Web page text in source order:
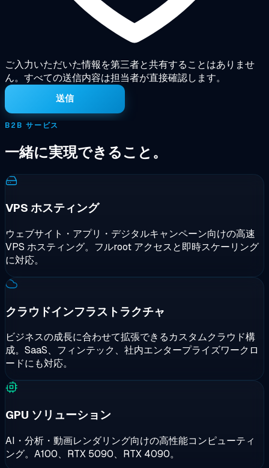
ご入力いただいた情報を第三者と共有することはありませ
ん。すべての送信内容は担当者が直接確認します。
送信
お申し込みを受け付けました
B2Bチームが内容を確認し、1営業日以内にご返答いたしま
送信できませんでした
直接メールでのお問い合わせはこちら：
sales@cloudzy.com
B2B サービス
一緒に実現できること。
VPS ホスティング
ウェブサイト・アプリ・デジタルキャンペーン向けの高速
VPS ホスティング。フルroot アクセスと即時スケーリング
に対応。
クラウドインフラストラクチャ
ビジネスの成長に合わせて拡張できるカスタムクラウド構
成。SaaS、フィンテック、社内エンタープライズワークロ
ードにも対応。
GPU ソリューション
AI・分析・動画レンダリング向けの高性能コンピューティ
ング。A100、RTX 5090、RTX 4090。